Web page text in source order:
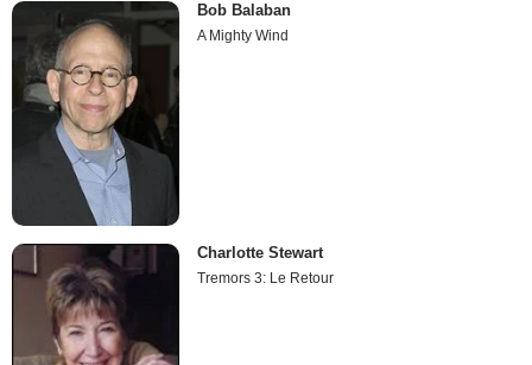
Bob Balaban
A Mighty Wind
Charlotte Stewart
Tremors 3: Le Retour